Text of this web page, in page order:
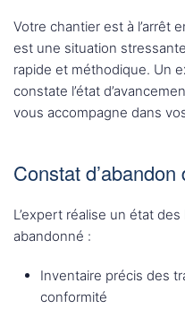
Votre chantier est à l’arrêt
est une situation
rapide et méthodique. Un
constate l’état
vous accompagne dans
Constat
L’expert réalise un état
abandonné :
Inventaire précis des
conformité